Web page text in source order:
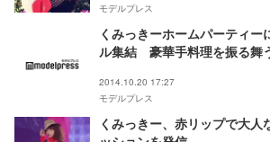
モデルプレス
くみっきーホームパーティ
ル集結 豪華手料理を振る舞
2014.10.20 17:27
モデルプレス
くみっきー、赤リップで大